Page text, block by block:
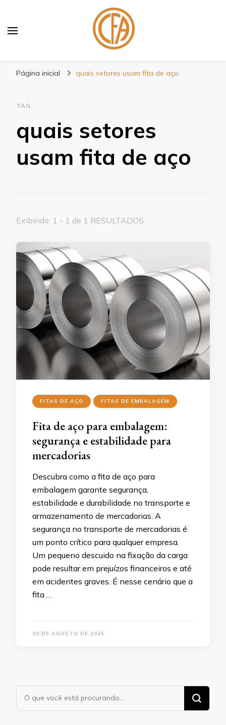
Página inicial quais setores usam fita de aço
TAG
quais setores
usam fita de aço
Exibindo: 1 - 1 de 1 RESULTADOS
FITAS DE AÇO FITAS DE EMBALAGEM
Fita de aço para embalagem:
segurança e estabilidade para
mercadorias
Descubra como a fita de aço para
embalagem garante segurança,
estabilidade e durabilidade no transporte e
armazenamento de mercadorias. A
segurança no transporte de mercadorias é
um ponto crítico para qualquer empresa.
Um pequeno descuido na fixação da carga
pode resultar em prejuízos financeiros e até
em acidentes graves. É nesse cenário que a
fita …
20 DE AGOSTO DE 2025
Procurando
algo?